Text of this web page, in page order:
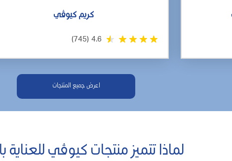
كريم كيوڤي
4.6
(745)
اعرض جميع المنتجات
لماذا تتميز منتجات كيوڤي للعناية